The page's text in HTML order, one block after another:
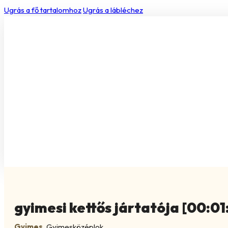
Ugrás a fő tartalomhozUgrás a lábléchez
gyimesi kettős jártatója